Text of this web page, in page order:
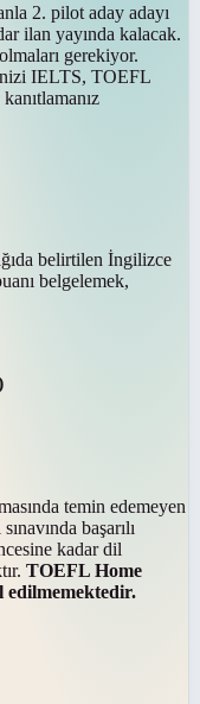
2. pilot aday adayı
ilan yayında kalacak.
gerekiyor.
IELTS, TOEFL
belirtilen İngilizce
belgelemek,
temin edemeyen
başarılı
kadar dil
TOEFL Home
edilmemektedir.